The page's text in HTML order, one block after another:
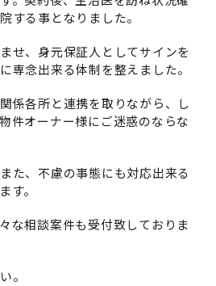
する事となりました。
せ、身元保証人としてサインを
専念出来る体制を整えました。
係各所と連携を取りながら、し
件オーナー様にご迷惑のならな
た、不慮の事態にも対応出来る
す。
な相談案件も受付致しておりま
。